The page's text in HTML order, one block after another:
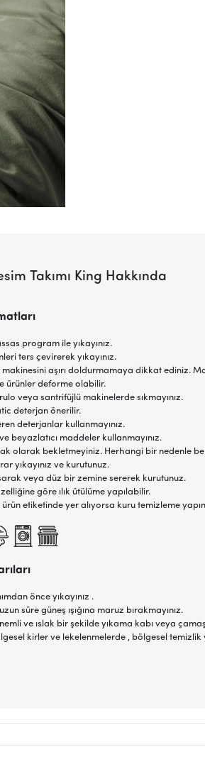
Takımı King Hakkında
program ile yıkayınız.
ters çevirerek yıkayınız.
makinesini aşırı doldurmamaya dikkat ediniz.
ürünler deforme olabilir.
veya santrifüjlü makinelerde sıkmayınız.
deterjan önerilir.
deterjanlar kullanmayınız.
beyazlatıcı maddeler kullanmayınız.
olarak bekletmeyiniz. Herhangi bir nedenle
yıkayınız ve kurutunuz.
veya düz bir zemine sererek kurutunuz.
göre ılık ütülüme yapılabilir.
ürün etiketinde yer alıyorsa kuru temizleme
önce yıkayınız .
süre güneş ışığına maruz bırakmayınız.
ve ıslak bir şekilde yıkama kabı veya
kirler ve lekelenmelerde , bölgesel temizlik